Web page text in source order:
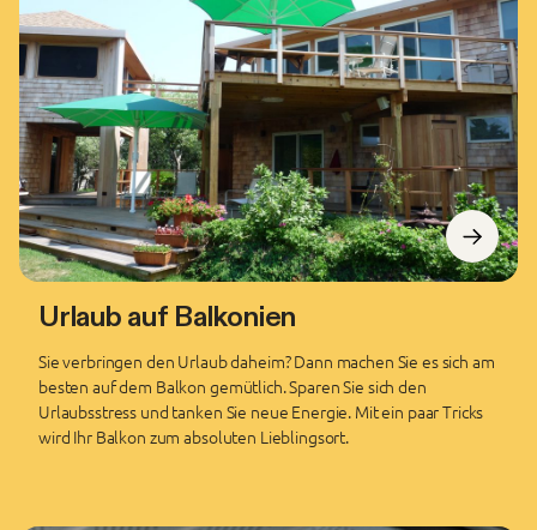
Urlaub auf Balkonien
Sie verbringen den Urlaub daheim? Dann machen Sie es sich am
besten auf dem Balkon gemütlich. Sparen Sie sich den
Urlaubsstress und tanken Sie neue Energie. Mit ein paar Tricks
wird Ihr Balkon zum absoluten Lieblingsort.